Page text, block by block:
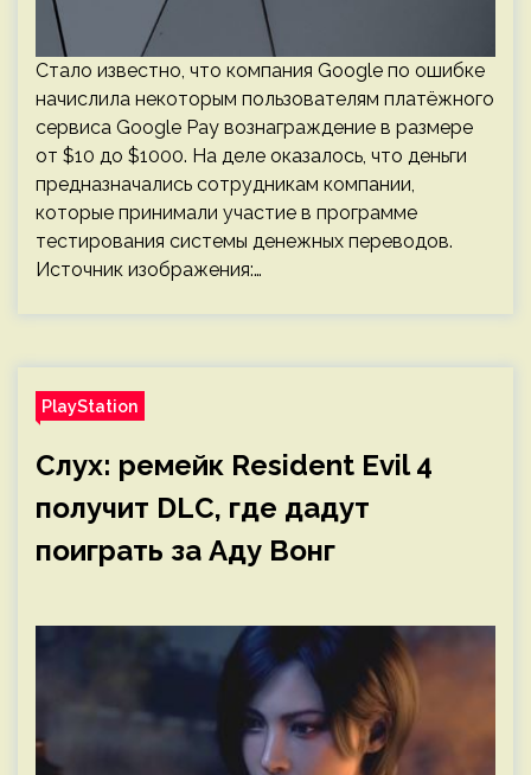
Стало известно, что компания Google по ошибке
начислила некоторым пользователям платёжного
сервиса Google Pay вознаграждение в размере
от $10 до $1000. На деле оказалось, что деньги
предназначались сотрудникам компании,
которые принимали участие в программе
тестирования системы денежных переводов.
Источник изображения:…
PlayStation
Слух: ремейк Resident Evil 4
получит DLC, где дадут
поиграть за Аду Вонг